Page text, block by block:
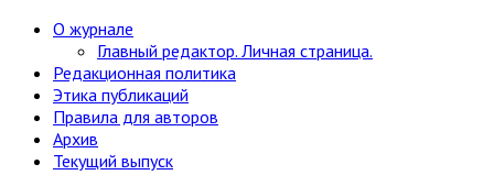
О журнале
Главный редактор. Личная страница.
Редакционная политика
Этика публикаций
Правила для авторов
Архив
Текущий выпуск